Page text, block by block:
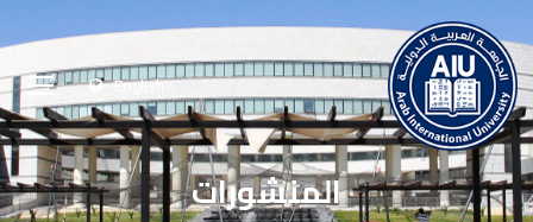
English
المنشورات